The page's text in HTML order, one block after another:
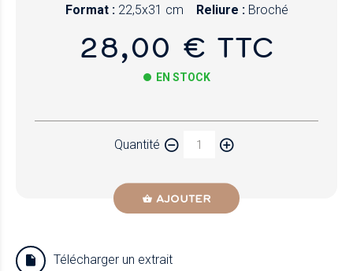
Format : 22,5x31 cm Reliure : Broché
28,00 € TTC
EN STOCK
Quantité
AJOUTER
Télécharger un extrait